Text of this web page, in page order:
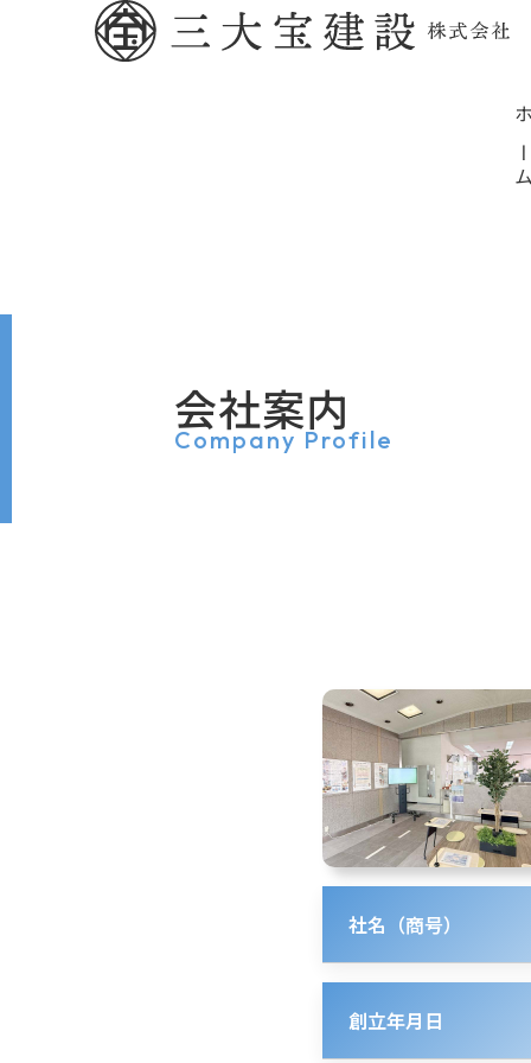
会社案内
Company Profile
社名（商号）
創立年月日